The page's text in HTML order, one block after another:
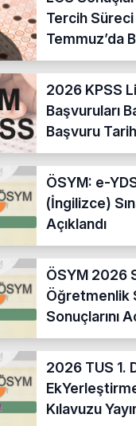
Tercih Süreci
Temmuz’da
2026 KPSS
Başvuruları
Başvuru
Takvimi ve
ÖSYM: e-
(İngilizce)
Açıklandı
ÖSYM 2026
Öğretmenlik
Sonuçlarını
2026 TUS 1.
Kılavuzu